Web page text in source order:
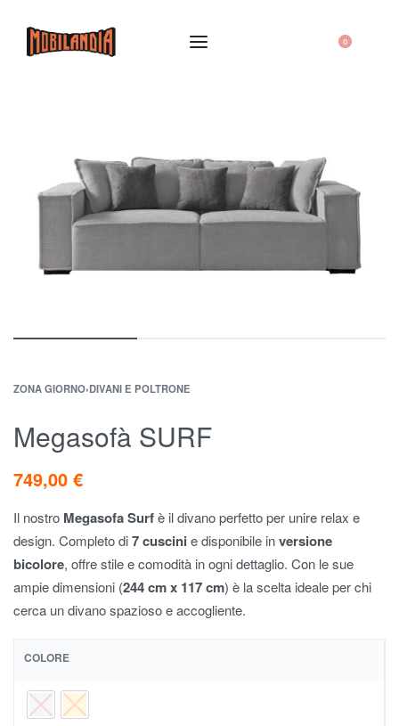
0
ZONA GIORNO›DIVANI E POLTRONE
Megasofà SURF
749,00 €
Il nostro MegasofaSurfè il divano perfetto per unire relax e
design. Completo di7 cuscini e disponibile inversione
bicolore, offre stile e comodità in ogni dettaglio. Con le sue
ampie dimensioni (244 cm x 117 cm) è la scelta ideale per chi
cerca un divano spazioso e accogliente.
COLORE